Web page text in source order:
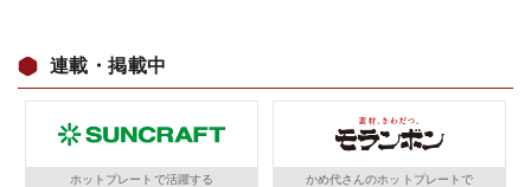
連載・掲載中
ホットプレートで活躍する
かめ代さんのホットプレートで